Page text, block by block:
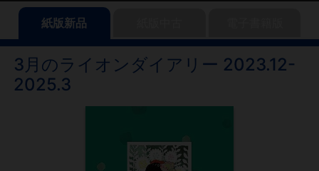
紙版新品
3月のライオンダイアリー 2023.12-
2025.3